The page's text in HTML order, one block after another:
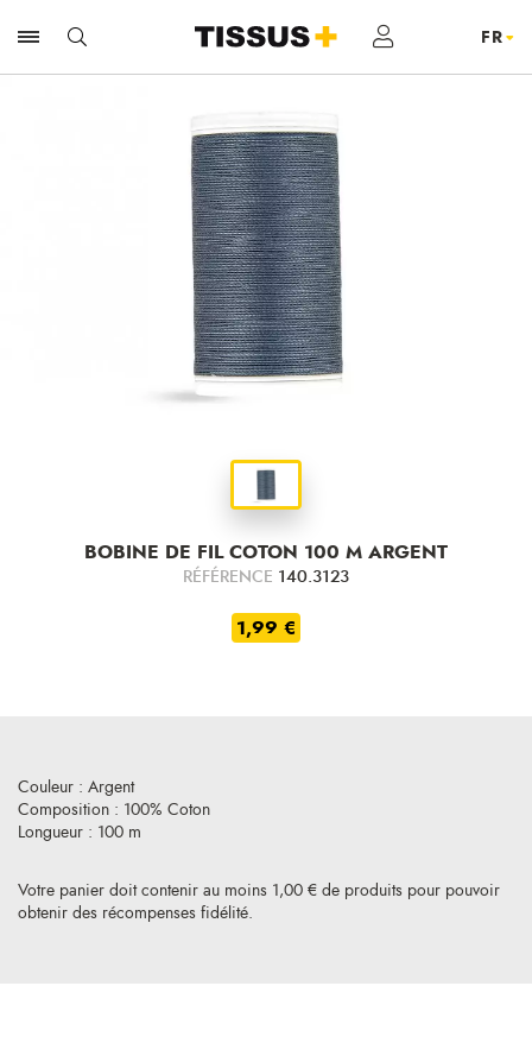
BOBINE DE FIL COTON 100 M ARGENT
RÉFÉRENCE 140.3123
1,99 €
Votre panier doit contenir au moins 1,00 € de produits pour pouvoir
obtenir des récompenses fidélité.
Couleur : Argent
Composition : 100% Coton
Longueur : 100 m